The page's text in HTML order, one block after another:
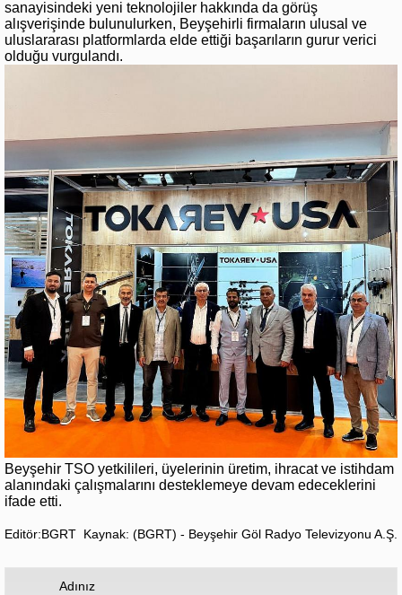
sanayisindeki yeni teknolojiler hakkında da görüş
alışverişinde bulunulurken, Beyşehirli firmaların ulusal ve
uluslararası platformlarda elde ettiği başarıların gurur verici
olduğu vurgulandı.
Beyşehir TSO yetkilileri, üyelerinin üretim, ihracat ve istihdam
alanındaki çalışmalarını desteklemeye devam edeceklerini
ifade etti.
Editör:BGRT Kaynak: (BGRT) - Beyşehir Göl Radyo Televizyonu A.Ş.
Adınız